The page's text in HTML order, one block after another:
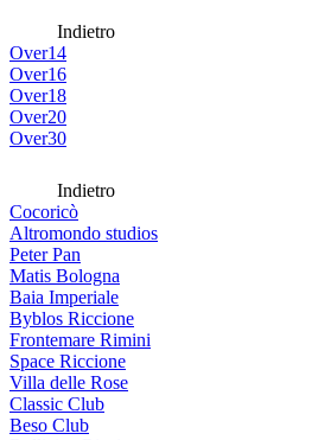
Indietro
Over14
Over16
Over18
Over20
Over30
Indietro
Cocoricò
Altromondo studios
Peter Pan
Matis Bologna
Baia Imperiale
Byblos Riccione
Frontemare Rimini
Space Riccione
Villa delle Rose
Classic Club
Beso Club